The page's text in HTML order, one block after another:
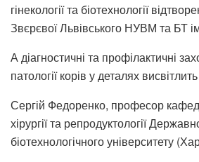
гінекології та біотехнології
Звєрєвої Львівського НУВМ та БТ
А діагностичні та профілактичні
патології корів у деталях висвітлить
Сергій Федоренко, професор
хірургії та репродуктології
біотехнологічного університету